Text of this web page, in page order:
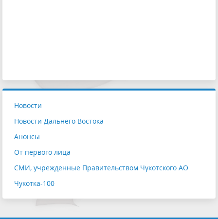
Новости
Новости Дальнего Востока
Анонсы
От первого лица
СМИ, учрежденные Правительством Чукотского АО
Чукотка-100